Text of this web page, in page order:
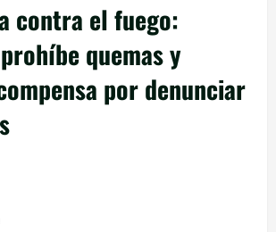
contra el fuego:
quemas y
por denunciar